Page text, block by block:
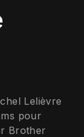
Lelièvre
pour
Brother